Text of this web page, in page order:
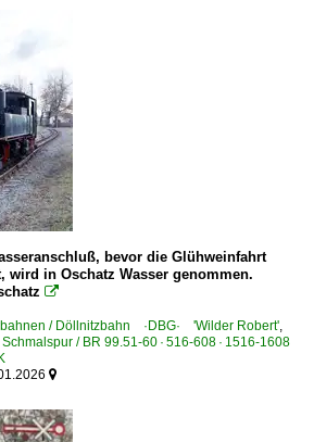
| 91 80
·Traxx AC1/2·
Güterdampf bei der Döllnitzbahn
- Anders gesehen
Wagen
bevor die Glühweinfahrt
wird in Oschatz Wasser genommen.

/ Döllnitzbahn ·DBG· 'Wilder Robert',
/ BR 99.51-60 · 516-608 · 1516-1608
